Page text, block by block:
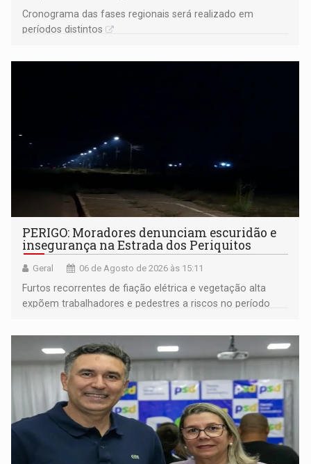
Cronograma das fases regionais será realizado em
períodos distintos
PERIGO: Moradores denunciam escuridão e
insegurança na Estrada dos Periquitos
Geral 06 de Agosto de 2026 às 15:11
Furtos recorrentes de fiação elétrica e vegetação alta
expõem trabalhadores e pedestres a riscos no período